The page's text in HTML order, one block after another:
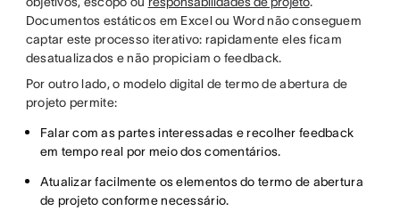
Documentos estáticos em Excel ou Word não conseguem
captar este processo iterativo: rapidamente eles ficam
desatualizados e não propiciam o feedback.
Por outro lado, o modelo digital de termo de abertura de
projeto permite:
Falar com as partes interessadas e recolher feedback
em tempo real por meio dos comentários.
Atualizar facilmente os elementos do termo de abertura
de projeto conforme necessário.